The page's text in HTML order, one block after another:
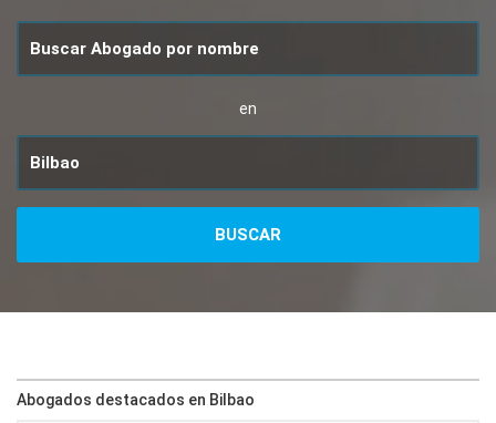
en
Abogados destacados en Bilbao